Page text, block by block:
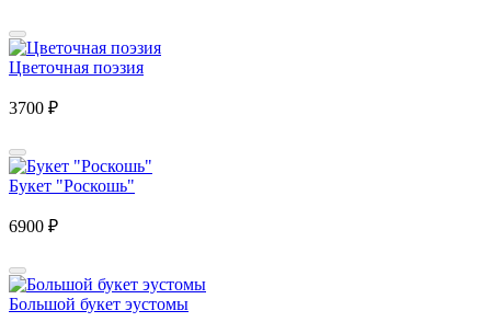
Цветочная поэзия
3700 ₽
Букет "Роскошь"
6900 ₽
Большой букет эустомы